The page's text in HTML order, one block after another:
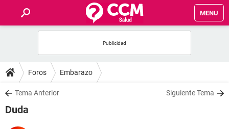
MENU
FOROS
SALUD
Foros Embarazo
Tema Anterior Siguiente Tema
Duda